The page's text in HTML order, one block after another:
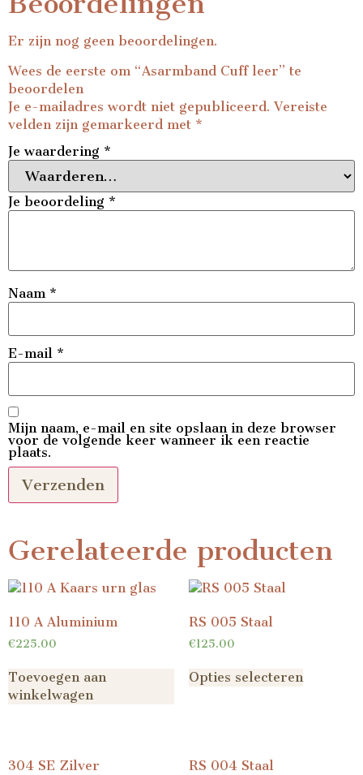
Er zijn nog geen beoordelingen.
Wees de eerste om “Asarmband Cuff leer” te
beoordelen
Je e-mailadres wordt niet gepubliceerd. Vereiste
velden zijn gemarkeerd met *
Je waardering *
Je beoordeling *
Naam *
E-mail *
Mijn naam, e-mail en site opslaan in deze browser
voor de volgende keer wanneer ik een reactie
plaats.
Gerelateerde producten
110 A Aluminium
€225.00
Toevoegen aan
winkelwagen
RS 005 Staal
€125.00
Opties selecteren
304 SE Zilver RS 004 Staal